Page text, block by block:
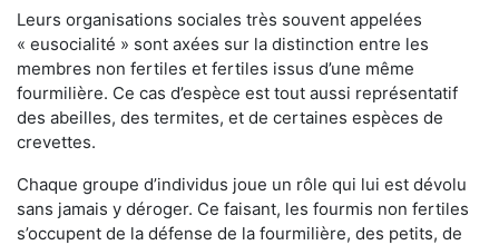
Leurs organisations sociales très souvent appelées
« eusocialité » sont axées sur la distinction entre les
membres non fertiles et fertiles issus d’une même
fourmilière. Ce cas d’espèce est tout aussi représentatif
des abeilles, des termites, et de certaines espèces de
crevettes.
Chaque groupe d’individus joue un rôle qui lui est dévolu
sans jamais y déroger. Ce faisant, les fourmis non fertiles
s’occupent de la défense de la fourmilière, des petits, de